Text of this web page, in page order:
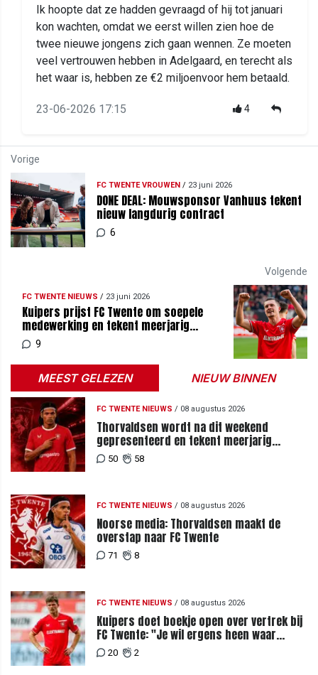
Ik hoopte dat ze hadden gevraagd of hij tot januari
kon wachten, omdat we eerst willen zien hoe de
twee nieuwe jongens zich gaan wennen. Ze moeten
veel vertrouwen hebben in Adelgaard, en terecht als
het waar is, hebben ze €2 miljoenvoor hem betaald.
23-06-2026 17:15 4
Vorige
FC TWENTE VROUWEN/ 23 juni 2026
DONE DEAL: Mouwsponsor Vanhuus tekent
nieuw langdurig contract
6
Volgende
FC TWENTE NIEUWS / 23 juni 2026
Kuipers prijst FC Twente om soepele
medewerking en tekent meerjarig
contract bij Sparta
9
MEEST GELEZEN NIEUW BINNEN
FC TWENTE NIEUWS / 08 augustus 2026
Thorvaldsen wordt na dit weekend
gepresenteerd en tekent meerjarig
contract bij FC Twente
50 58
FC TWENTE NIEUWS / 08 augustus 2026
Noorse media: Thorvaldsen maakt de
overstap naar FC Twente
71 8
FC TWENTE NIEUWS / 08 augustus 2026
Kuipers doet boekje open over vertrek bij
FC Twente: "Je wil ergens heen waar
mensen je waarderen"
20 2